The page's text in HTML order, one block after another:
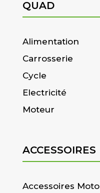
QUAD
Alimentation
Carrosserie
Cycle
Electricité
Moteur
ACCESSOIRES
Accessoires Moto